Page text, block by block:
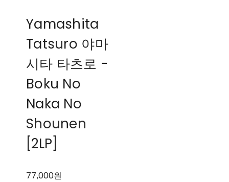
Yamashita
Tatsuro 야마
시타 타츠로 ‎-
Boku No
Naka No
Shounen
[2LP]
77,000원